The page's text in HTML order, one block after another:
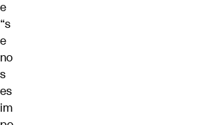
e
“s
e
no
s
es
im